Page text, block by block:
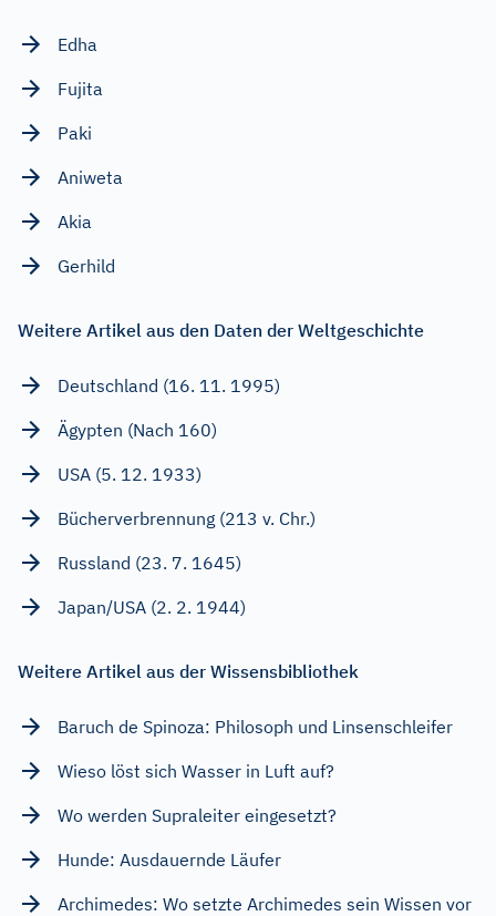
Edha
Fujita
Paki
Aniweta
Akia
Gerhild
Weitere Artikel aus den Daten der Weltgeschichte
Deutschland (16. 11. 1995)
Ägypten (Nach 160)
USA (5. 12. 1933)
Bücherverbrennung (213 v. Chr.)
Russland (23. 7. 1645)
Japan/USA (2. 2. 1944)
Weitere Artikel aus der Wissensbibliothek
Baruch de Spinoza: Philosoph und Linsenschleifer
Wieso löst sich Wasser in Luft auf?
Wo werden Supraleiter eingesetzt?
Hunde: Ausdauernde Läufer
Archimedes: Wo setzte Archimedes sein Wissen vor